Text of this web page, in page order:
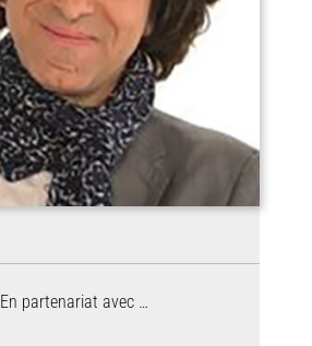
En partenariat avec …